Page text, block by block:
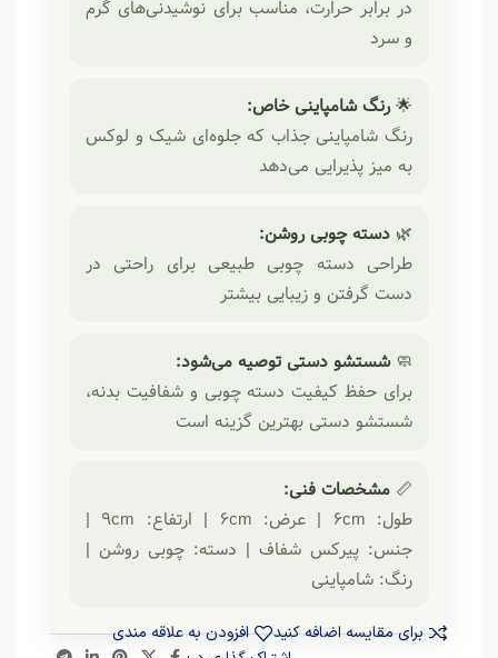
در برابر حرارت، مناسب برای نوشیدنی‌های گرم
و سرد
🌟رنگ شامپاینی خاص:
رنگ شامپاینی جذاب که جلوه‌ای شیک و لوکس
به میز پذیرایی می‌دهد
🌿 دسته چوبی روشن:
طراحی دسته چوبی طبیعی برای راحتی در
دست گرفتن و زیبایی بیشتر
🧼شستشو دستی توصیه می‌شود:
برای حفظ کیفیت دسته چوبی و شفافیت بدنه،
شستشو دستی بهترین گزینه است
📏 مشخصات فنی:
طول: 6cm | عرض: 6cm | ارتفاع: 9cm |
جنس: پیرکس شفاف | دسته: چوبی روشن |
رنگ: شامپاینی
برای مقایسه اضافه کنید
افزودن به علاقه مندی